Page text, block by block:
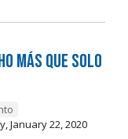
Más que Solo
January 22, 2020